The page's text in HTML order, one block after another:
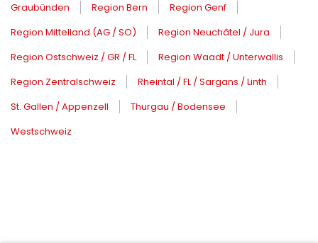
Graubünden Region Bern
Region Genf
Region Mittelland (AG / SO)
Region Neuchâtel / Jura
Region Ostschweiz / GR / FL
Region Waadt / Unterwallis
Region Zentralschweiz
Rheintal / FL / Sargans / Linth
St. Gallen / Appenzell
Thurgau / Bodensee
Westschweiz